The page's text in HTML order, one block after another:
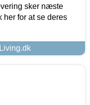
sker næste
her for at se deres